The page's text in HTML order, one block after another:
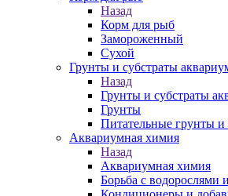
Назад
Корм для рыб
Замороженный
Сухой
Грунты и субстраты
Назад
Грунты и субстраты
Грунты
Питательные грунты и
Аквариумная химия
Назад
Аквариумная химия
Борьба с водорослями